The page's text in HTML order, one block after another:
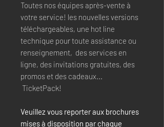
Toutes nos équipes après-vente à
votre service! les nouvelles versions
téléchargeables, une hot line
technique pour toute assistance ou
renseignement, des services en
ligne, des invitations gratuites, des
promos et des cadeaux...
TicketPack!
Veuillez vous reporter aux brochures
mises à disposition par chaque